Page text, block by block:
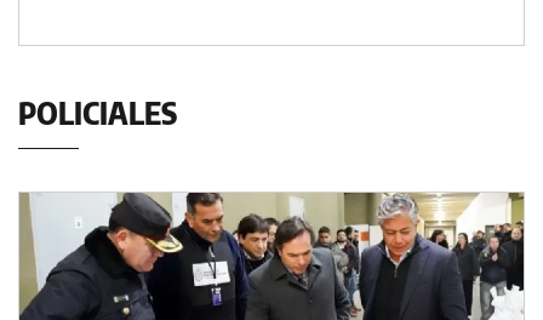
POLICIALES